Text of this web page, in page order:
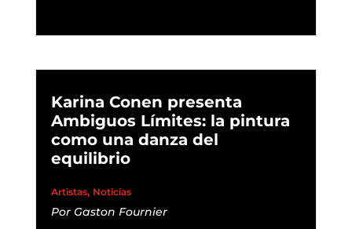
Karina Conen presenta
Ambiguos Límites: la pintura
como una danza del
equilibrio
Artistas, Noticias
Por Gaston Fournier